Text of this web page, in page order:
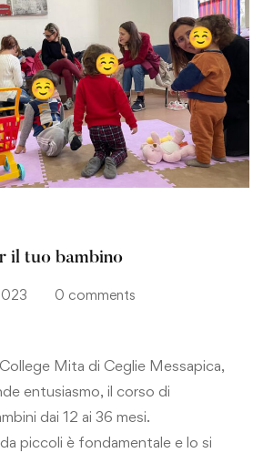
il tuo bambino
0 comments
Mita di Ceglie Messapica,
entusiasmo, il corso di
dai 12 ai 36 mesi.
da piccoli è fondamentale e lo si